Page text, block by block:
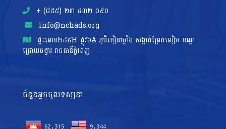
+ (៨៥៥)​ ២៣​ ៤៣២ ០៩០
info@nchads.org
ផ្ទះ​លេខ២៤៥H ផ្លូវ៦A ភូមិគៀនឃ្លាំង សង្កាត់ព្រែកលៀប ខណ្ឌ
ជ្រោយចង្វារ រាជធានីភ្នំពេញ
ចំនួនអ្នកចូលទស្សនា